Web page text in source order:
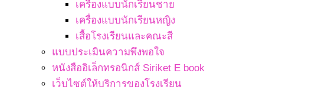
เครื่องแบบนักเรียนชาย
เครื่องแบบนักเรียนหญิง
เสื้อโรงเรียนและคณะสี
แบบประเมินความพึงพอใจ
หนังสืออิเล็กทรอนิกส์ Siriket E book
เว็บไซต์ให้บริการของโรงเรียน